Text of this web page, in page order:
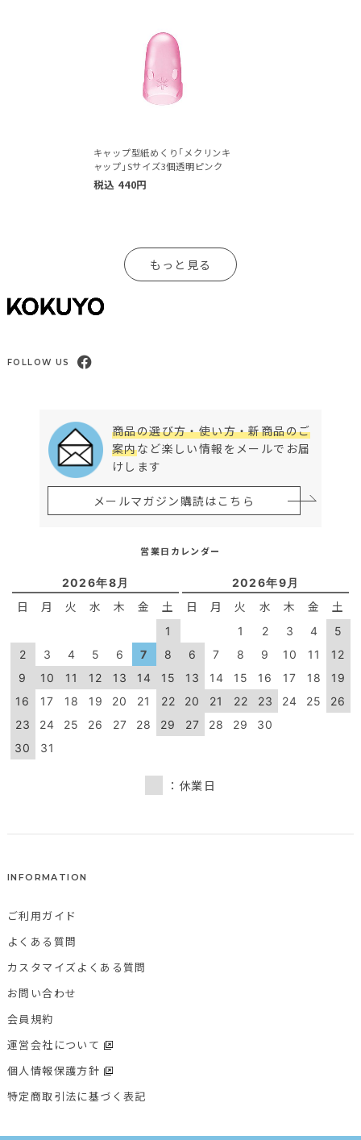
キャップ型紙めくり｢メクリンキ
ャップ｣Sサイズ3個透明ピンク
税込 440円
もっと見る
FOLLOW US
商品の選び方・使い方・新商品のご
案内など楽しい情報をメールでお届
けします
メールマガジン購読はこちら
営業日カレンダー
2026年8月
日 月 火 水 木 金 土
1
2
3 4 5 6 7
8
9
10 11 12 13 14
15
16
17 18 19 20 21
22
23
24 25 26 27 28
29
30
31
2026年9月
日 月 火 水 木 金 土
1 2 3 4
5
6
7 8 9 10 11
12
13
14 15 16 17 18
19
20
21 22 23 24 25
26
27
28 29 30
：休業日
INFORMATION
ご利用ガイド
よくある質問
カスタマイズよくある質問
お問い合わせ
会員規約
運営会社について
個人情報保護方針
特定商取引法に基づく表記